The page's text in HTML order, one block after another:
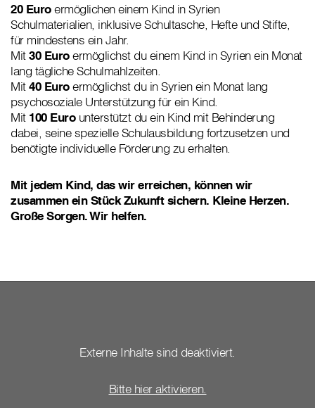
20 Euroermöglichen einem Kind in Syrien
Schulmaterialien, inklusive Schultasche, Hefte und Stifte,
für mindestens ein Jahr.
Mit30 Euroermöglichst du einem Kind in Syrien ein Monat
lang tägliche Schulmahlzeiten.
Mit40 Euroermöglichst du in Syrien ein Monat lang
psychosoziale Unterstützung für ein Kind.
Mit 100 Eurounterstützt du ein Kind mit Behinderung
dabei, seine spezielle Schulausbildung fortzusetzen und
benötigte individuelle Förderung zu erhalten.
Mit jedem Kind, das wir erreichen, können wir
zusammen ein Stück Zukunft sichern. Kleine Herzen.
Große Sorgen. Wir helfen.
Externe Inhalte sind deaktiviert.
Bitte hier aktivieren.